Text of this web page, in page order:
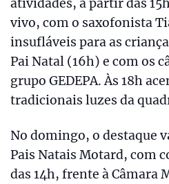
atividades, a partir das
vivo, com o saxofonista
insufláveis para as
Pai Natal (16h) e com os
grupo GEDEPA. Às 18h
tradicionais luzes da
No domingo, o destaque
Pais Natais Motard, com
das 14h, frente à Câmara